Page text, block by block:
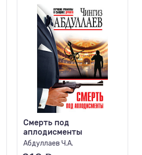
Смерть под
аплодисменты
Абдуллаев Ч.А.